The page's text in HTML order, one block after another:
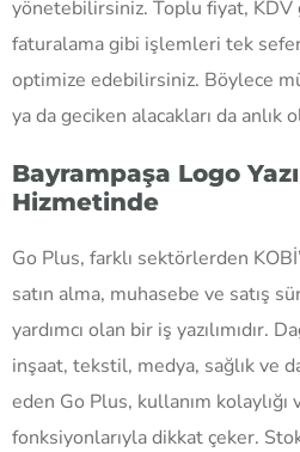
yönetebilirsiniz. Toplu fiyat,
faturalama gibi işlemleri tek
optimize edebilirsiniz. Böylece
ya da geciken alacakları da anlık
Bayrampaşa Logo
Hizmetinde
Go Plus, farklı sektörlerden
satın alma, muhasebe ve satış
yardımcı olan bir iş yazılımıdır.
inşaat, tekstil, medya, sağlık ve
eden Go Plus, kullanım kolaylığı
fonksiyonlarıyla dikkat çeker.